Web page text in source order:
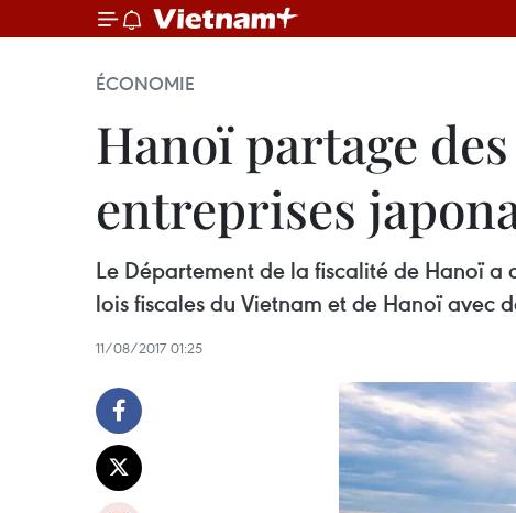
ÉCONOMIE
Hanoï partage
entreprises
Le Département de la fiscalité de Hanoï
lois fiscales du Vietnam et de Hanoï avec
11/08/2017 01:25